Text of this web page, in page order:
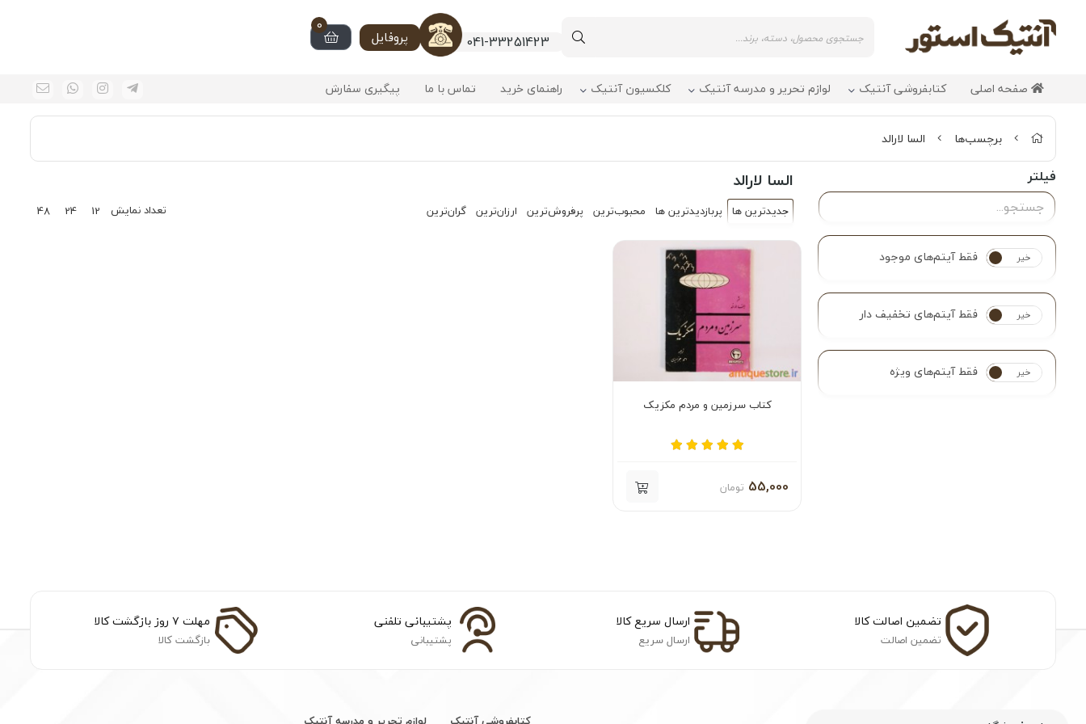
041-33251423 پروفایل
0
صفحه اصلی کتابفروشی آنتیک لوازم تحریر و مدرسه آنتیک کلکسیون آنتیک راهنمای خرید تماس با ما پیگیری سفارش
برچسب‌ها السا لارالد
فیلتر
بله خیر فقط آیتم‌های موجود
بله خیر فقط آیتم‌های تخفیف دار
بله خیر فقط آیتم‌های ویژه
السا لارالد
جدیدترین ها پربازدیدترین ها محبوب‌‌ترین پرفروش‌ترین ارزان‌ترین گران‌ترین تعداد نمایش 12
24
48
کتاب سرزمین و مردم مکزیک
55,000 تومان
تضمین اصالت کالا
تضمین اصالت
ارسال سریع کالا
ارسال سریع
پشتیبانی تلفنی
پشتیبانی
مهلت ۷ روز بازگشت کالا
بازگشت کالا